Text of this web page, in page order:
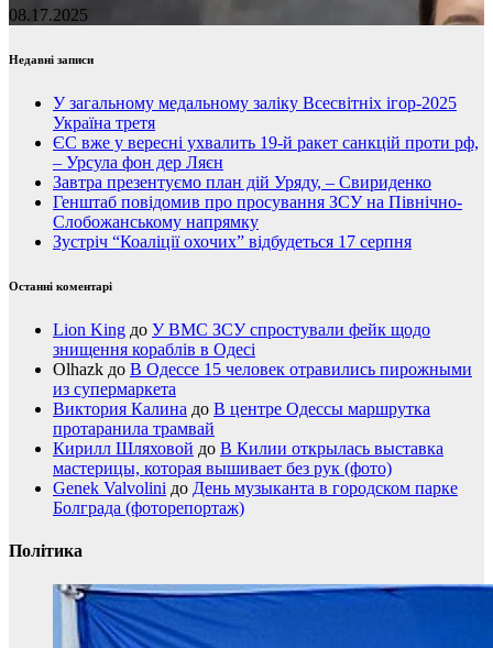
08.17.2025
Недавні записи
У загальному медальному заліку Всесвітніх ігор-2025
Україна третя
ЄС вже у вересні ухвалить 19-й ракет санкцій проти рф,
– Урсула фон дер Ляєн
Завтра презентуємо план дій Уряду, – Свириденко
Генштаб повідомив про просування ЗСУ на Північно-
Слобожанському напрямку
Зустріч “Коаліції охочих” відбудеться 17 серпня
Останні коментарі
Lion King до У ВМС ЗСУ спростували фейк щодо
знищення кораблів в Одесі
Olhazk до В Одессе 15 человек отравились пирожными
из супермаркета
Виктория Калина до В центре Одессы маршрутка
протаранила трамвай
Кирилл Шляховой до В Килии открылась выставка
мастерицы, которая вышивает без рук (фото)
Genek Valvolini до День музыканта в городском парке
Болграда (фоторепортаж)
Політика